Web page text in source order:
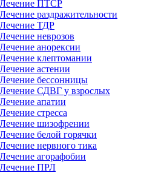
Лечение ПТСР
Лечение раздражительности
Лечение ТДР
Лечение неврозов
Лечение анорексии
Лечение клептомании
Лечение астении
Лечение бессонницы
Лечение СДВГ у взрослых
Лечение апатии
Лечение стресса
Лечение шизофрении
Лечение белой горячки
Лечение нервного тика
Лечение агорафобии
Лечение ПРЛ